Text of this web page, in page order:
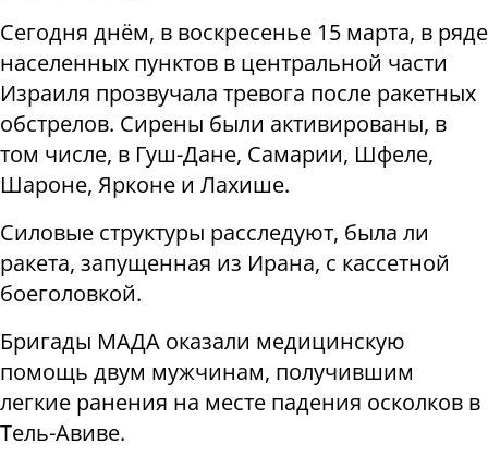
Сегодня днём, в воскресенье 15 марта, в ряде
населенных пунктов в центральной части
Израиля прозвучала тревога после ракетных
обстрелов. Сирены были активированы, в
том числе, в Гуш-Дане, Самарии, Шфеле,
Шароне, Ярконе и Лахише.
Силовые структуры расследуют, была ли
ракета, запущенная из Ирана, с кассетной
боеголовкой.
Бригады МАДА оказали медицинскую
помощь двум мужчинам, получившим
легкие ранения на месте падения осколков в
Тель-Авиве.